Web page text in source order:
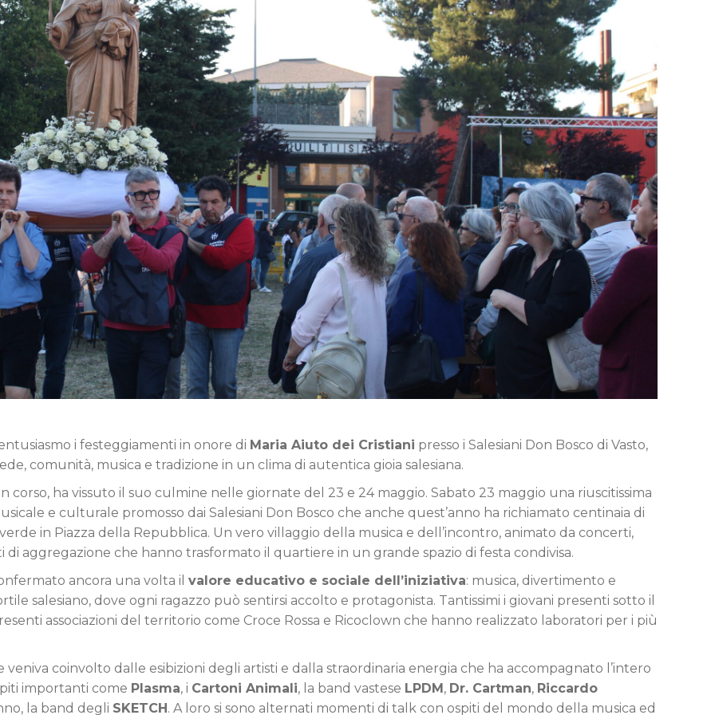
i festeggiamenti in onore di Maria Aiuto dei Cristiani presso i Salesiani Don Bosco di Vasto,
comunità, musica e tradizione in un clima di autentica gioia salesiana.
ha vissuto il suo culmine nelle giornate del 23 e 24 maggio. Sabato 23 maggio una riuscitissima
e culturale promosso dai Salesiani Don Bosco che anche quest’anno ha richiamato centinaia di
in Piazza della Repubblica. Un vero villaggio della musica e dell’incontro, animato da concerti,
aggregazione che hanno trasformato il quartiere in un grande spazio di festa condivisa.
ancora una volta il valore educativo e sociale dell’iniziativa: musica, divertimento e
salesiano, dove ogni ragazzo può sentirsi accolto e protagonista. Tantissimi i giovani presenti sotto il
associazioni del territorio come Croce Rossa e Ricoclown che hanno realizzato laboratori per i più
coinvolto dalle esibizioni degli artisti e dalla straordinaria energia che ha accompagnato l’intero
importanti come Plasma, i Cartoni Animali, la band vastese LPDM, Dr. Cartman, Riccardo
la band degli SKETCH. A loro si sono alternati momenti di talk con ospiti del mondo della musica ed